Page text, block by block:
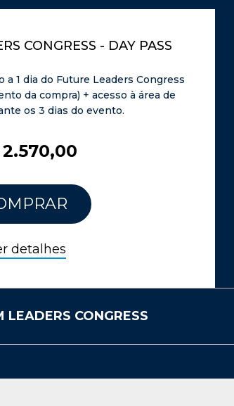
CONGRESS - DAY PASS
a 1 dia do Future Leaders Congress
da compra) + acesso à área de
os 3 dias do evento.
2.570,00
detalhes
LEADERS CONGRESS